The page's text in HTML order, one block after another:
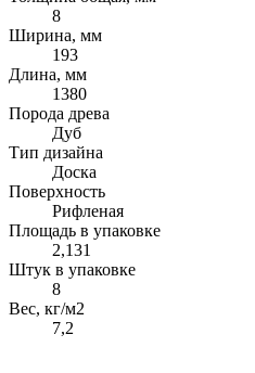
8
Ширина, мм
193
Длина, мм
1380
Порода древа
Дуб
Тип дизайна
Доска
Поверхность
Рифленая
Площадь в упаковке
2,131
Штук в упаковке
8
Вес, кг/м2
7,2